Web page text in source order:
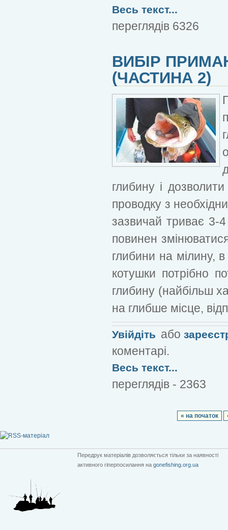
Весь текст...
переглядів 6326
ВИБІР
(ЧАСТИНА 2)
глибину і
проводку з
зазвичай триває 3-
повинен
глибини на мілину, в
котушки потрібно
глибину (найбільш
на глибше місце,
Увійдіть або
коментарі.
Весь текст...
переглядів - 2363
« на початок
Передрук матеріалів дозволяється тільки за наявності
активного гіперпосилання на gonefishing.org.ua